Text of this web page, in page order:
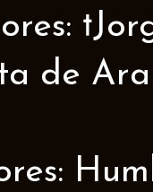
de